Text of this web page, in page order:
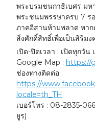
พระบรมชนกาธิเบศร ม
พระชนมพรรษาครบ 7 ร
ภาคอีสานห้ามพลาด หา
สิ่งศักดิ์สิทธิ์เพื่อเป็นสิริมง
เปิด-ปิดเวลา : เปิดทุกวั
Google Map : https://
ช่องทางติดต่อ :
https://
locale=th_TH
เบอร์โทร : 08-2835-
ยูร)